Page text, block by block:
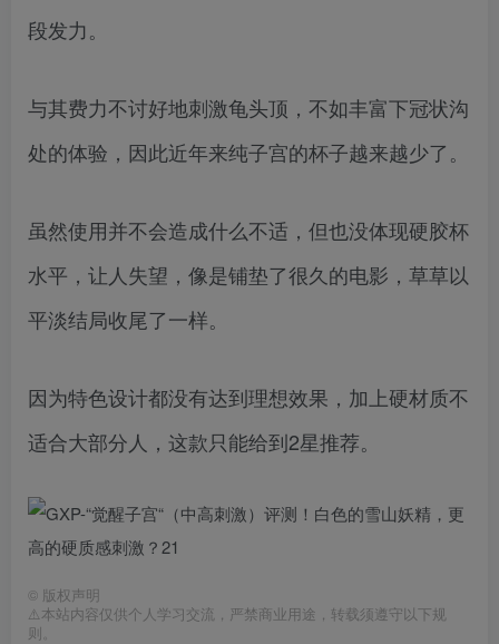
段发力。
与其费力不讨好地刺激龟头顶，不如丰富下冠状沟
处的体验，因此近年来纯子宫的杯子越来越少了。
虽然使用并不会造成什么不适，但也没体现硬胶杯
水平，让人失望，像是铺垫了很久的电影，草草以
平淡结局收尾了一样。
因为特色设计都没有达到理想效果，加上硬材质不
适合大部分人，这款只能给到2星推荐。
© 版权声明
⚠️本站内容仅供个人学习交流，严禁商业用途，转载须遵守以下规
则。